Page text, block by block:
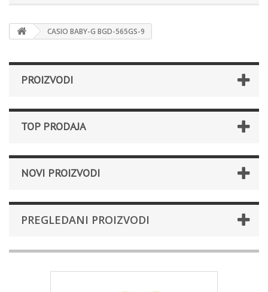
CASIO BABY-G BGD-565GS-9
PROIZVODI
TOP PRODAJA
NOVI PROIZVODI
PREGLEDANI PROIZVODI